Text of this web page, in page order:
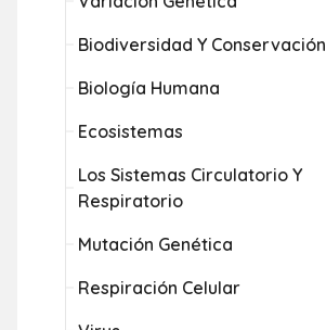
Biodiversidad Y Conservación
Biología Humana
Ecosistemas
Los Sistemas Circulatorio Y
Respiratorio
Mutación Genética
Respiración Celular